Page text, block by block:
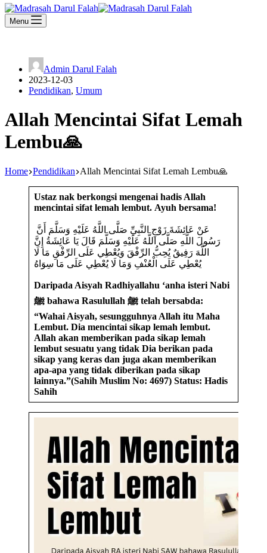
Menu
Admin Darul Falah
2023-12-03
Pendidikan, Umum
Allah Mencintai Sifat Lemah
Lembu🙏
Home Pendidikan Allah Mencintai Sifat Lemah Lembu🙏
Ustaz nak berkongsi mengenai hadis Allah
mencintai sifat lemah lembut. Ayuh bersama!
رَسُولَ اللَّهِ صَلَّى اللَّهُ عَلَيْهِ وَسَلَّمَ قَالَ يَا عَائِشَةُ إِنَّ
اللَّهَ رَفِيقٌ يُحِبُّ الرِّفْقَ وَيُعْطِي عَلَى الرِّفْقِ مَا لَا
يُعْطِي عَلَى الْعُنْفِ وَمَا لَا يُعْطِي عَلَى مَا سِوَاهُ
Daripada Aisyah Radhiyallahu ‘anha isteri Nabi
ﷺ bahawa Rasulullah ﷺ telah bersabda:
“Wahai Aisyah, sesungguhnya Allah itu Maha
Lembut. Dia mencintai sikap lemah lembut.
Allah akan memberikan pada sikap lemah
lembut sesuatu yang tidak Dia berikan pada
sikap yang keras dan juga akan memberikan
apa-apa yang tidak diberikan pada sikap
lainnya.”(Sahih Muslim No: 4697) Status: Hadis
Sahih